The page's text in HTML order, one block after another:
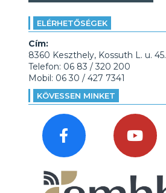
ELÉRHETŐSÉGEK
Cím:
8360 Keszthely, Kossuth L. u. 45.
Telefon: 06 83 / 320 200
Mobil: 06 30 / 427 7341
KÖVESSEN MINKET